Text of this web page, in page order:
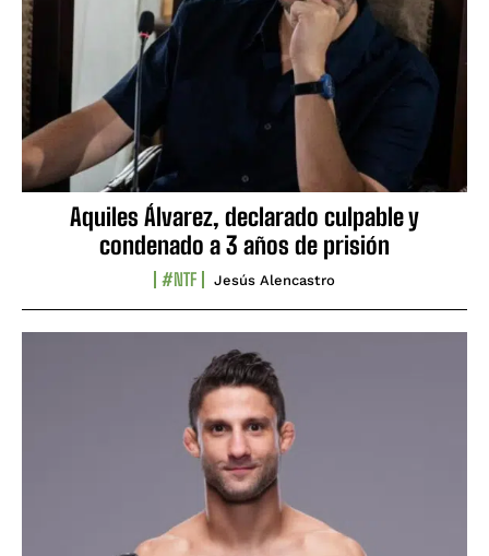
Aquiles Álvarez, declarado culpable y
condenado a 3 años de prisión
#NTF Jesús Alencastro